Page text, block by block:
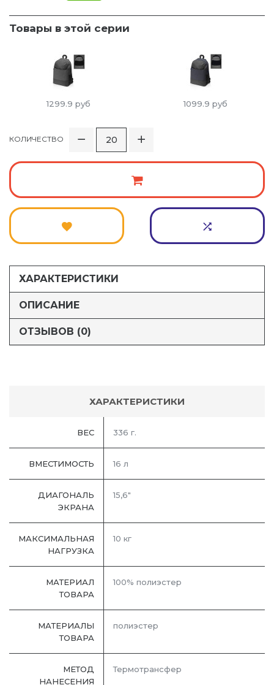
Товары в этой серии
1299.9 руб 1099.9 руб
КОЛИЧЕСТВО
ХАРАКТЕРИСТИКИ
ОПИСАНИЕ
ОТЗЫВОВ (0)
ХАРАКТЕРИСТИКИ
ВЕС 336 г.
ВМЕСТИМОСТЬ 16 л
ДИАГОНАЛЬ
ЭКРАНА
15,6"
МАКСИМАЛЬНАЯ
НАГРУЗКА
10 кг
МАТЕРИАЛ
ТОВАРА
100% полиэстер
МАТЕРИАЛЫ
ТОВАРА
полиэстер
МЕТОД
НАНЕСЕНИЯ
Термотрансфер